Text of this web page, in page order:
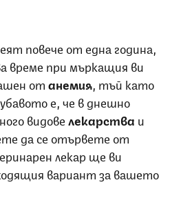
повече от една година,
време при мъркащия ви
отанемия, тъй като
е, че в днешно
видовелекарства и
да се отървете от
лекар ще ви
вариант за вашето